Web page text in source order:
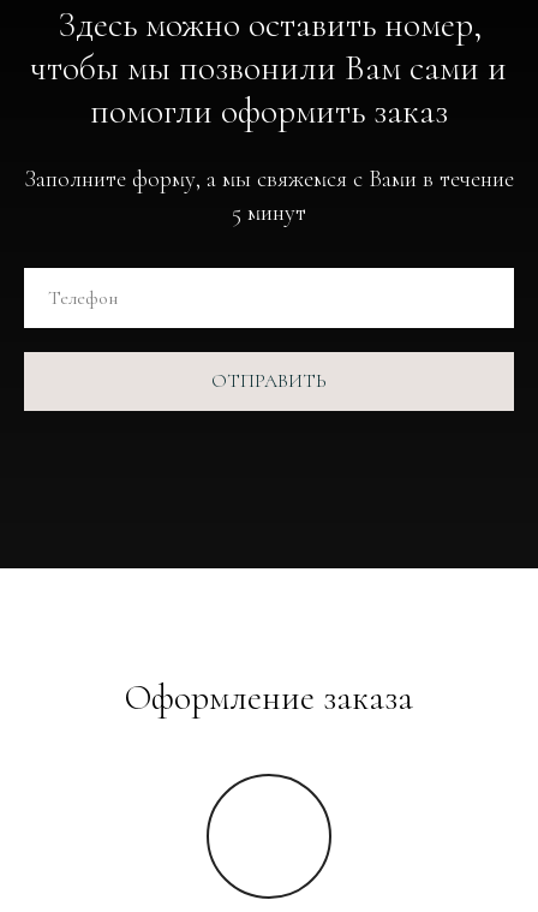
Здесь можно оставить номер,
чтобы мы позвонили Вам сами и
помогли оформить заказ
Заполните форму, а мы свяжемся с Вами в течение
5 минут
ОТПРАВИТЬ
Оформление заказа